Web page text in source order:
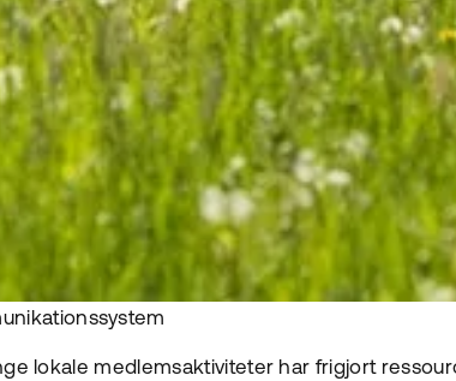
lokale medlemsaktiviteter har frigjort